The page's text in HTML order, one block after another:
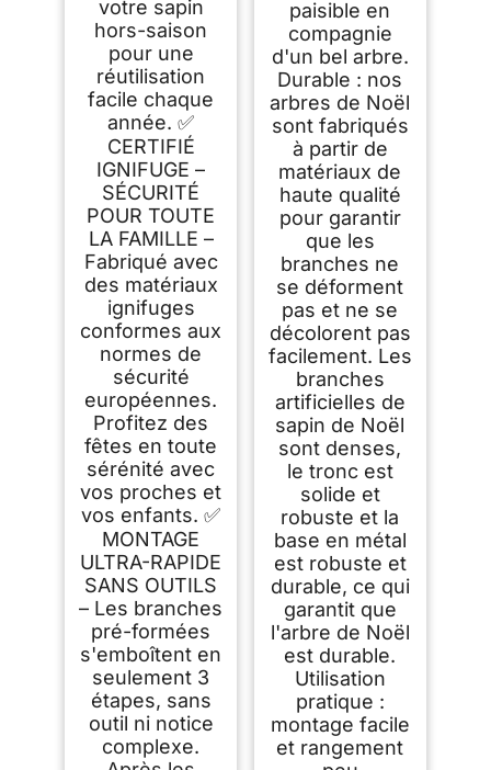
votre sapin
hors-saison
pour une
réutilisation
facile chaque
année. ✅
CERTIFIÉ
IGNIFUGE –
SÉCURITÉ
POUR TOUTE
LA FAMILLE –
Fabriqué avec
des matériaux
ignifuges
conformes aux
normes de
sécurité
européennes.
Profitez des
fêtes en toute
sérénité avec
vos proches et
vos enfants. ✅
MONTAGE
ULTRA-RAPIDE
SANS OUTILS
– Les branches
pré-formées
s'emboîtent en
seulement 3
étapes, sans
outil ni notice
complexe.
paisible en
compagnie
d'un bel arbre.
Durable : nos
arbres de Noël
sont fabriqués
à partir de
matériaux de
haute qualité
pour garantir
que les
branches ne
se déforment
pas et ne se
décolorent pas
facilement. Les
branches
artificielles de
sapin de Noël
sont denses,
le tronc est
solide et
robuste et la
base en métal
est robuste et
durable, ce qui
garantit que
l'arbre de Noël
est durable.
Utilisation
pratique :
montage facile
et rangement